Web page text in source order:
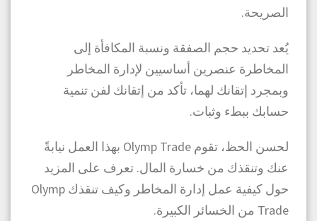
الصريحة.
يُعد تحديد حجم الصفقة ونسبة المكافأة إلى
المخاطرة عنصرين أساسيين لإدارة المخاطر
وبمجرد إتقانك لهما، تأكد من إتقانك لفن تنمية
حسابك ببطء وثبات.
لحسن الحظ، تقوم Olymp Trade بهذا العمل نيابةً
عنك وتنقذك من خسارة المال. تعرف على المزيد
حول كيفية عمل إدارة المخاطر وكيف تنقذك Olymp
Trade من الخسائر الكبيرة.